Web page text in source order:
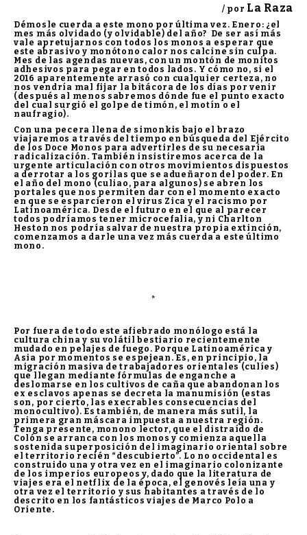
/ por La Raza
Démosle cuerda a este mono por última vez. Enero: ¿el
mes más olvidado (y olvidable) del año? De ser así más
vale apretujarnos con todos los monos a esperar que
este abrasivo y monótono calor nos calcine sin culpa.
Mes de las agendas nuevas, con un montón de monitos
adhesivos para pegar en todos lados. Y cómo no, si el
2016 aparentemente arrasó con cualquier certeza, no
nos vendría mal fijar la bitácora de los días por venir
(después al menos sabremos dónde fue el punto exacto
del cual surgió el golpe de timón, el motín o el
naufragio).
Con una pecera llena de simonkis bajo el brazo
viajaremos a través del tiempo en búsqueda del Ejército
de los Doce Monos para advertirles de su necesaria
radicalización. También insistiremos acerca de la
urgente articulación con otros movimientos dispuestos
a derrotar a los gorilas que se adueñaron del poder. En
el año del mono (culiao, para algunos) se abren los
portales que nos permiten dar con el momento exacto
en que se esparcieron el virus Zica y el racismo por
Latinoamérica. Desde el futuro en el que al parecer
todos podríamos tener microcefalia, y ni Charlton
Heston nos podría salvar de nuestra propia extinción,
comenzamos a darle una vez más cuerda a este último
mono.
*
Por fuera de todo este afiebrado monólogo está la
cultura china y su volátil bestiario recientemente
mudado en pelajes de fuego. Porque Latinoamérica y
Asia por momentos se espejean. Es, en principio, la
migración masiva de trabajadores orientales (culíes)
que llegan mediante fórmulas de enganche a
deslomarse en los cultivos de caña que abandonan los
ex esclavos apenas se decreta la manumisión (estas
son, por cierto, las execrables consecuencias del
monocultivo). Es también, de manera más sutil, la
primera gran máscara impuesta a nuestra región.
Tenga presente, monono lector, que el distraído de
Colón se arranca con los monos y comienza aquella
sostenida superposición del imaginario oriental sobre
el territorio recién “descubierto”. Lo no occidental es
construido una y otra vez en el imaginario colonizante
de los imperios europeos y, dado que la literatura de
viajes era el netflix de la época, el genovés leía una y
otra vez el territorio y sus habitantes a través de lo
descrito en los fantásticos viajes de Marco Polo a
Oriente.